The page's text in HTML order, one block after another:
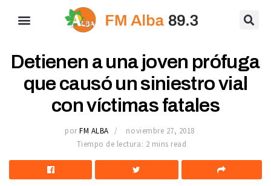
Detienen a una joven prófuga
que causó un siniestro vial
con víctimas fatales
por FM ALBA
noviembre 27, 2018
Tiempo de lectura: 2 mins read